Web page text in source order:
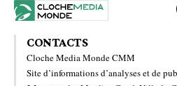
CONTACTS
Cloche Media Monde CMM
Site d’informations d’analyses et de